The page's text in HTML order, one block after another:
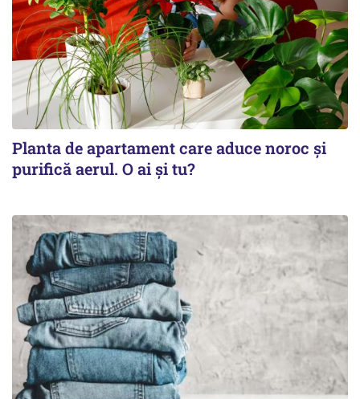
Planta de apartament care aduce noroc și
purifică aerul. O ai și tu?